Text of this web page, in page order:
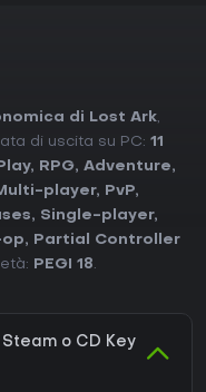
di Lost Ark,
di uscita su PC: 11
, RPG, Adventure,
player, PvP,
, Single-player,
op,
Partial Controller
PEGI 18.
o CD Key